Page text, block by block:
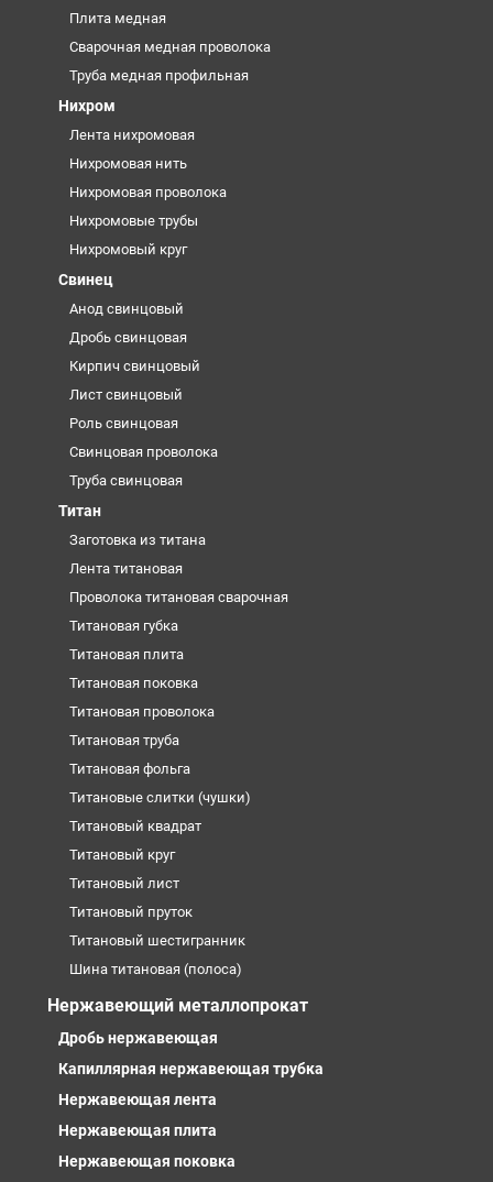
Плита медная
Сварочная медная проволока
Труба медная профильная
Нихром
Лента нихромовая
Нихромовая нить
Нихромовая проволока
Нихромовые трубы
Нихромовый круг
Свинец
Анод свинцовый
Дробь свинцовая
Кирпич свинцовый
Лист свинцовый
Роль свинцовая
Свинцовая проволока
Труба свинцовая
Титан
Заготовка из титана
Лента титановая
Проволока титановая сварочная
Титановая губка
Титановая плита
Титановая поковка
Титановая проволока
Титановая труба
Титановая фольга
Титановые слитки (чушки)
Титановый квадрат
Титановый круг
Титановый лист
Титановый пруток
Титановый шестигранник
Шина титановая (полоса)
Нержавеющий металлопрокат
Дробь нержавеющая
Капиллярная нержавеющая трубка
Нержавеющая лента
Нержавеющая плита
Нержавеющая поковка